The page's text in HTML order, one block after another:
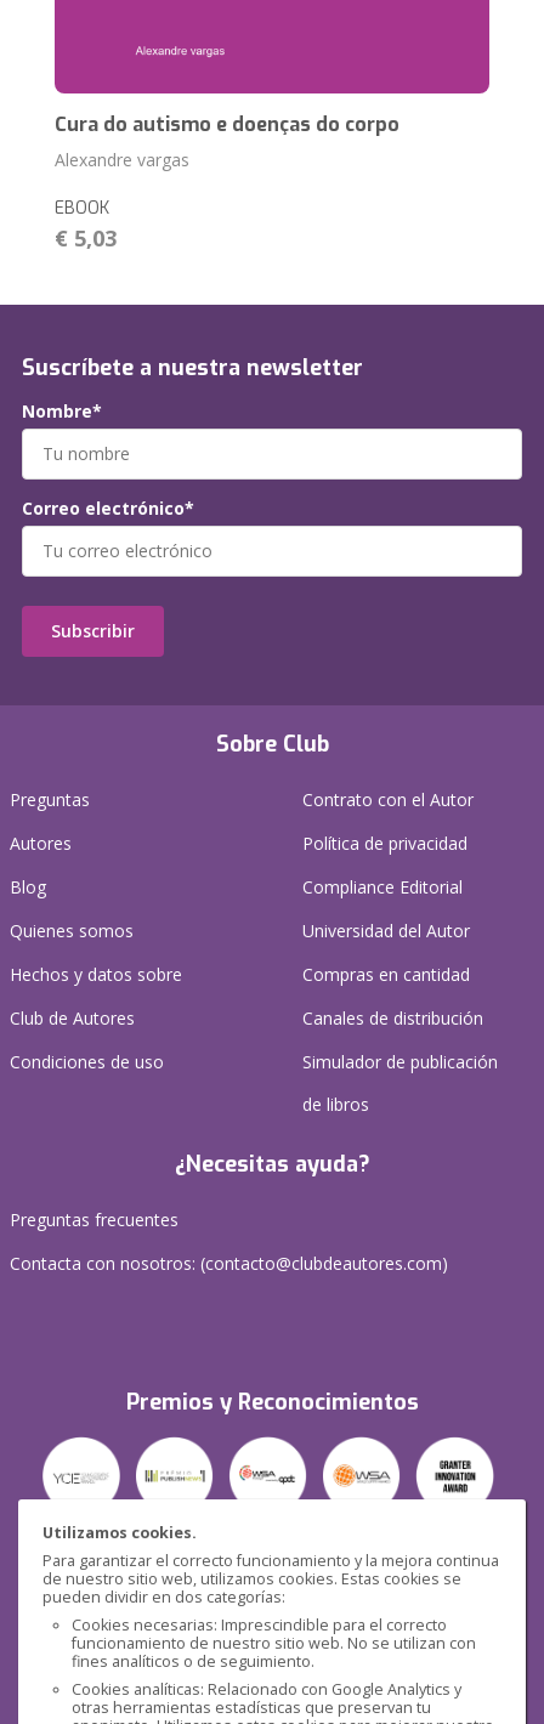
Utilizamos cookies.
Para garantizar el correcto funcionamiento y la mejora continua
de nuestro sitio web, utilizamos cookies. Estas cookies se
pueden dividir en dos categorías:
Cookies necesarias: Imprescindible para el correcto
funcionamiento de nuestro sitio web. No se utilizan con
fines analíticos o de seguimiento.
Cookies analíticas: Relacionado con Google Analytics y
otras herramientas estadísticas que preservan tu
Cura do autismo e doenças do corpo
Alexandre vargas
EBOOK
€ 5,03
Sobre Club
Preguntas
Autores
Blog
Quienes somos
Hechos y datos sobre
Club de Autores
Condiciones de uso
Contrato con el Autor
Política de privacidad
Compliance Editorial
Universidad del Autor
Compras en cantidad
Canales de distribución
Simulador de publicación
de libros
¿Necesitas ayuda?
Preguntas frecuentes
Contacta con nosotros: (contacto@clubdeautores.com)
Premios y Reconocimientos
Seguridad
Suscríbete a nuestra newsletter
Nombre*
Correo electrónico*
Subscribir